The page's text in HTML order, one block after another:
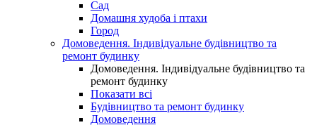
Сад
Домашня худоба і птахи
Город
Домоведення. Індивідуальне будівництво та
ремонт будинку
Домоведення. Індивідуальне будівництво та
ремонт будинку
Показати всі
Будівництво та ремонт будинку
Домоведення